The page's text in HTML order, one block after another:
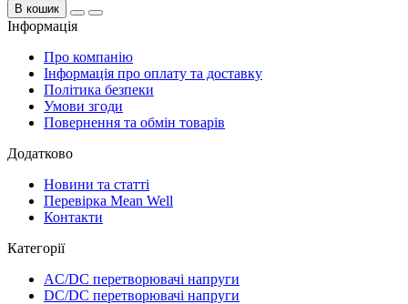
В кошик
Інформація
Про компанію
Інформація про оплату та доставку
Політика безпеки
Умови згоди
Повернення та обмін товарів
Додатково
Новини та статті
Перевірка Mean Well
Контакти
Категорії
AC/DC перетворювачі напруги
DC/DC перетворювачі напруги